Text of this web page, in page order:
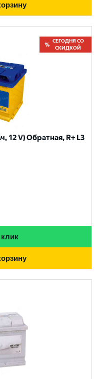
СЕГОДНЯ СО
СКИДКОЙ
12 V) Обратная, R+ L3